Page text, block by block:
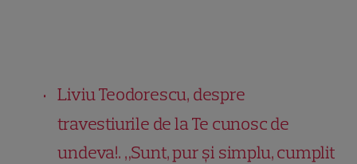
Liviu Teodorescu, despre
travestiurile de la Te cunosc de
undeva!. „Sunt, pur şi simplu, cumplit